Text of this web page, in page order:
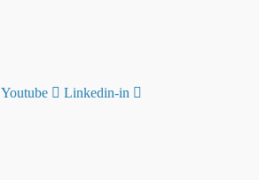
Youtube
Linkedin-in